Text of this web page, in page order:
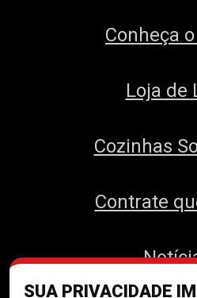
SUA PRIVACIDADE
Conheça
Loja de
Cozinhas
Contrate